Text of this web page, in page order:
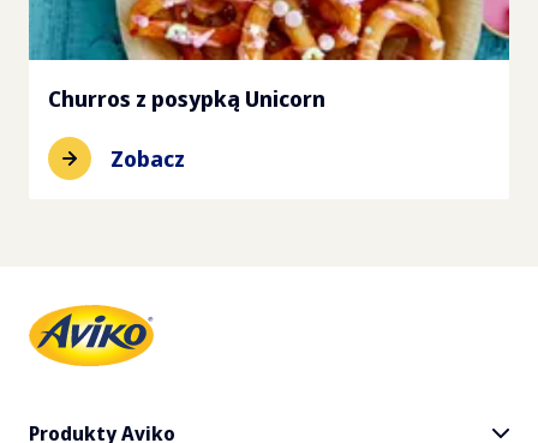
Churros z posypką Unicorn
Zobacz
Produkty Aviko